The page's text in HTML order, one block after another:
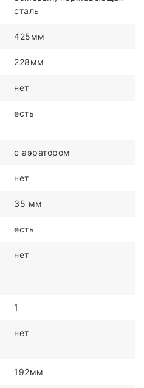
сталь
425мм
228мм
нет
есть
с аэратором
нет
35 мм
есть
нет
1
нет
192мм